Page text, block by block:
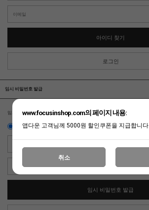
아이디 찾기
로그인
임시 비밀번호 발급
임시 비밀번호 발급을 위한 방법을 선택 하세요.
이메일 휴대폰
임시 비밀번호 발급
www.focusinshop.com의 페이지 내용:
앱다운 고객님께 5000원 할인쿠폰을 지급합니다.
취소